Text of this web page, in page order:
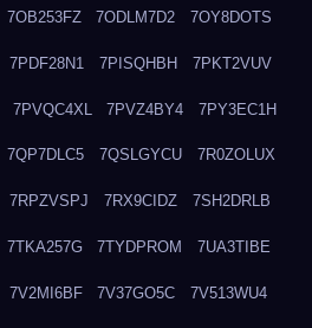
7OB253FZ 7ODLM7D2 7OY8DOTS
7PDF28N1 7PISQHBH 7PKT2VUV
7PVQC4XL 7PVZ4BY4 7PY3EC1H
7QP7DLC5 7QSLGYCU 7R0ZOLUX
7RPZVSPJ 7RX9CIDZ 7SH2DRLB
7TKA257G 7TYDPROM 7UA3TIBE
7V2MI6BF 7V37GO5C 7V513WU4